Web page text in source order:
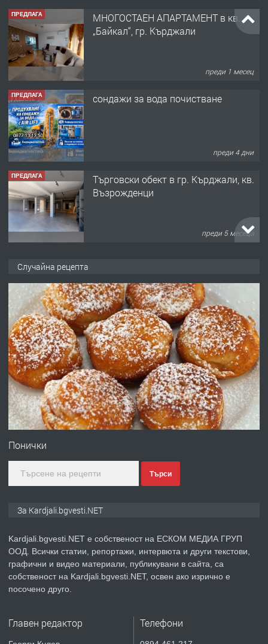
ПРЕДЛАГА
МНОГОСТАЕН АПАРТАМЕНТ в кв.
„Байкал“, гр. Кърджали
преди 1 месец
ПРЕДЛАГА сондажи за вода почистване
преди 4 дни
ПРЕДЛАГА
Tърговски обект в гр. Кърджали, кв.
Възрожденци
преди 5 месеца
преди 6 месеца
ПРЕДЛАГА
Заведение /ресторант, бистро/ в с.
Чакаларово, община Кирково
преди 7 месеца
ПРЕДЛАГА
Гараж под наем в супер център
на язовир Студен кладенец 331м2 |
преди 1 година
ПРЕДЛАГА
Курс
Случайна рецепта
Понички
Търси
За Kardjali.bgvesti.NET
Kardjali.bgvesti.NET е собственост на ЕСКОМ МЕДИА ГРУП
ООД. Всички статии, репортажи, интервюта и други текстови,
графични и видео материали, публикувани в сайта, са
собственост на Kardjali.bgvesti.NET, освен ако изрично е
посочено друго.
Главен редактор Телефони